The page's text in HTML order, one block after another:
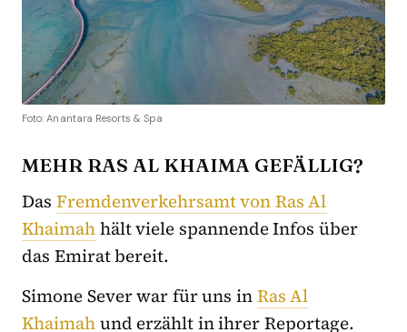
Foto: Anantara Resorts & Spa
MEHR RAS AL KHAIMA GEFÄLLIG?
Das Fremdenverkehrsamt von Ras Al
Khaimahhält viele spannende Infos über
das Emirat bereit.
Simone Sever war für uns inRas Al
Khaimahund erzählt in ihrer Reportage.